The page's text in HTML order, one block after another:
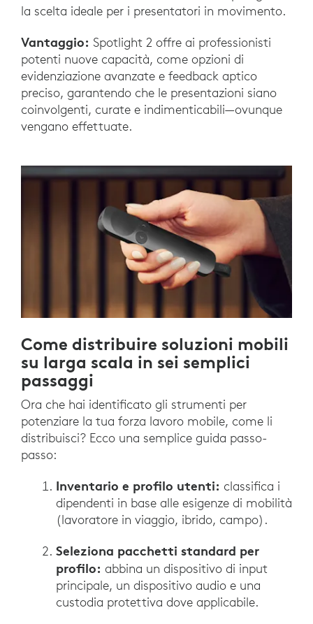
la scelta ideale per i presentatori in movimento.
Vantaggio: Spotlight 2 offre ai professionisti
potenti nuove capacità, come opzioni di
evidenziazione avanzate e feedback aptico
preciso, garantendo che le presentazioni siano
coinvolgenti, curate e indimenticabili—ovunque
vengano effettuate.
Come distribuire soluzioni mobili
su larga scala in sei semplici
passaggi
Ora che hai identificato gli strumenti per
potenziare la tua forza lavoro mobile, come li
distribuisci? Ecco una semplice guida passo-
passo:
Inventario e profilo utenti: classifica i
dipendenti in base alle esigenze di mobilità
(lavoratore in viaggio, ibrido, campo).
Seleziona pacchetti standard per
profilo: abbina un dispositivo di input
principale, un dispositivo audio e una
custodia protettiva dove applicabile.